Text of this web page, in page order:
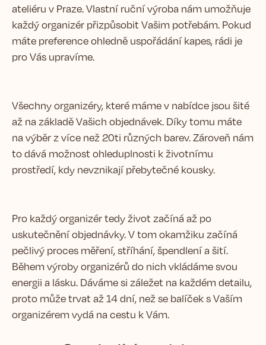
ateliéru v Praze. Vlastní ruční výroba nám umožňuje
každý organizér přizpůsobit Vašim potřebám. Pokud
máte preference ohledně uspořádání kapes, rádi je
pro Vás upravíme.
Všechny organizéry, které máme v nabídce jsou šité
až na základě Vašich objednávek. Díky tomu máte
na výběr z více než 20ti různých barev. Zároveň nám
to dává možnost ohleduplnosti k životnímu
prostředí, kdy nevznikají přebytečné kousky.
Pro každý organizér tedy život začíná až po
uskutečnění objednávky. V tom okamžiku začíná
pečlivý proces měření, stříhání, špendlení a šití.
Během výroby organizérů do nich vkládáme svou
energii a lásku. Dáváme si záležet na každém detailu,
proto může trvat až 14 dní, než se balíček s Vaším
organizérem vydá na cestu k Vám.